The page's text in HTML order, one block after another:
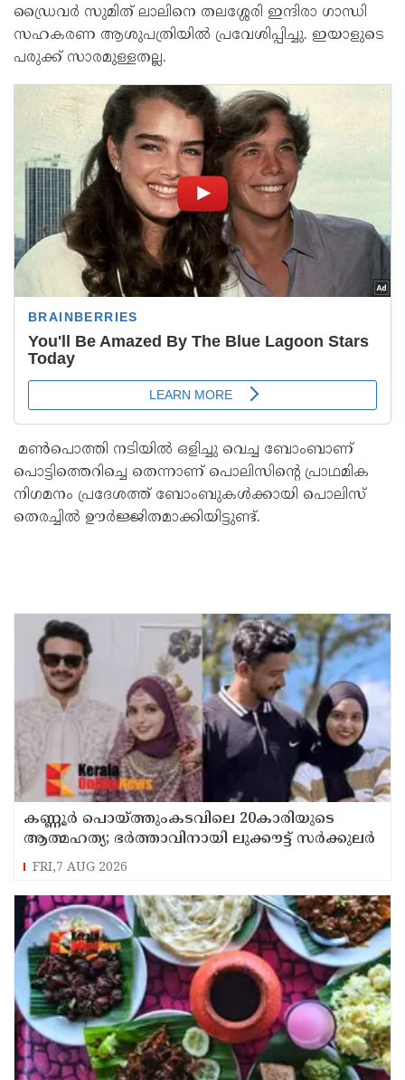
ഡ്രൈവർ സുമിത് ലാലിനെ തലശ്ശേരി ഇന്ദിരാ ഗാന്ധി
സഹകരണ ആശുപത്രിയിൽ പ്രവേശിപ്പിച്ചു. ഇയാളുടെ
പരുക്ക് സാരമുള്ളതല്ല.
മൺപൊത്തി നടിയിൽ ഒളിച്ചു വെച്ച ബോംബാണ്
പൊട്ടിത്തെറിച്ചെ തെന്നാണ് പൊലിസിൻ്റെ പ്രാഥമിക
നിഗമനം പ്രദേശത്ത് ബോംബുകൾക്കായി പൊലിസ്
തെരച്ചിൽ ഊർജ്ജിതമാക്കിയിട്ടുണ്ട്.
കണ്ണൂർ പൊയ്ത്തുംകടവിലെ 20കാരിയുടെ
ആത്മഹത്യ; ഭർത്താവിനായി ലുക്കൗട്ട് സർക്കുലർ
FRI,7 AUG 2026